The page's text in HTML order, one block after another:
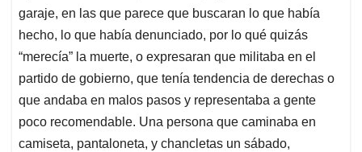
garaje, en las que parece que buscaran lo que había
hecho, lo que había denunciado, por lo qué quizás
“merecía” la muerte, o expresaran que militaba en el
partido de gobierno, que tenía tendencia de derechas o
que andaba en malos pasos y representaba a gente
poco recomendable. Una persona que caminaba en
camiseta, pantaloneta, y chancletas un sábado,